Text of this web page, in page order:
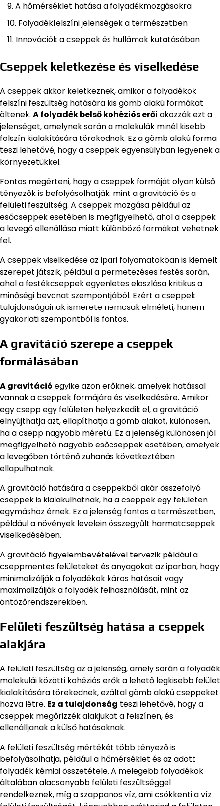
A hőmérséklet hatása a folyadékmozgásokra
Folyadékfelszíni jelenségek a természetben
Innovációk a cseppek és hullámok kutatásában
Cseppek keletkezése és viselkedése
A cseppek akkor keletkeznek, amikor a folyadékok
felszíni feszültség hatására kis gömb alakú formákat
öltenek. A folyadék belső kohéziós erői okozzák ezt a
jelenséget, amelynek során a molekulák minél kisebb
felszín kialakítására törekednek. Ez a gömb alakú forma
teszi lehetővé, hogy a cseppek egyensúlyban legyenek a
környezetükkel.
Fontos megérteni, hogy a cseppek formáját olyan külső
tényezők is befolyásolhatják, mint a gravitáció és a
felületi feszültség. A cseppek mozgása például az
esőcseppek esetében is megfigyelhető, ahol a cseppek
a levegő ellenállása miatt különböző formákat vehetnek
fel.
A cseppek viselkedése az ipari folyamatokban is kiemelt
szerepet játszik, például a permetezéses festés során,
ahol a festékcseppek egyenletes eloszlása kritikus a
minőségi bevonat szempontjából. Ezért a cseppek
tulajdonságainak ismerete nemcsak elméleti, hanem
gyakorlati szempontból is fontos.
A gravitáció szerepe a cseppek
formálásában
A gravitáció egyike azon erőknek, amelyek hatással
vannak a cseppek formájára és viselkedésére. Amikor
egy csepp egy felületen helyezkedik el, a gravitáció
elnyújthatja azt, ellapíthatja a gömb alakot, különösen,
ha a csepp nagyobb méretű. Ez a jelenség különösen jól
megfigyelhető nagyobb esőcseppek esetében, amelyek
a levegőben történő zuhanás következtében
ellapulhatnak.
A gravitáció hatására a cseppekből akár összefolyó
cseppek is kialakulhatnak, ha a cseppek egy felületen
egymáshoz érnek. Ez a jelenség fontos a természetben,
például a növények levelein összegyűlt harmatcseppek
viselkedésében.
A gravitáció figyelembevételével tervezik például a
cseppmentes felületeket és anyagokat az iparban, hogy
minimalizálják a folyadékok káros hatásait vagy
maximalizálják a folyadék felhasználását, mint az
öntözőrendszerekben.
Felületi feszültség hatása a cseppek
alakjára
A felületi feszültség az a jelenség, amely során a folyadék
molekulái közötti kohéziós erők a lehető legkisebb felület
kialakítására törekednek, ezáltal gömb alakú cseppeket
hozva létre. Ez a tulajdonság teszi lehetővé, hogy a
cseppek megőrizzék alakjukat a felszínen, és
ellenálljanak a külső hatásoknak.
A felületi feszültség mértékét több tényező is
befolyásolhatja, például a hőmérséklet és az adott
folyadék kémiai összetétele. A melegebb folyadékok
általában alacsonyabb felületi feszültséggel
rendelkeznek, míg a szappanos víz, ami csökkenti a víz